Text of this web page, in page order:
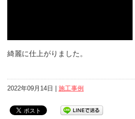
綺麗に仕上がりました。
2022年09月14日 | 施工事例